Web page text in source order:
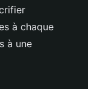
à chaque
à une